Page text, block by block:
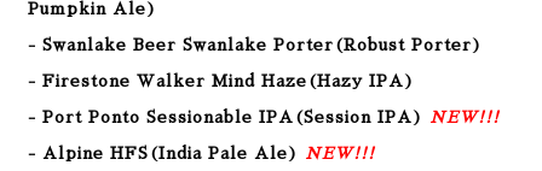
Pumpkin Ale)
- Swanlake Beer Swanlake Porter(Robust Porter)
- Firestone Walker Mind Haze(Hazy IPA)
- Port Ponto Sessionable IPA(Session IPA) NEW!!!
- Alpine HFS(India Pale Ale) NEW!!!